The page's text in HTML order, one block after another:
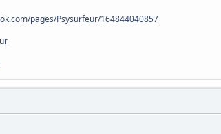
pages/Psysurfeur/164844040857